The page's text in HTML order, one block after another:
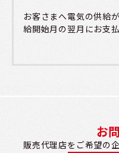
お客さまへ電気の供給
給開始月の翌月にお支
お
販売代理店をご希望の